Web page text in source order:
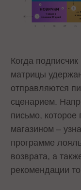
Когда
матрицы
отправляются
сценарием.
письмо, которое
магазином –
программе
возврата, а
рекомендации